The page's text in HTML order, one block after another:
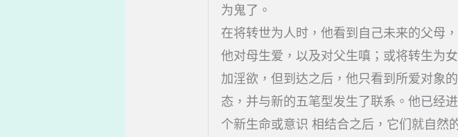
为鬼了。
在将转世为人时，他看到自己未来的父母
他对母生爱，以及对父生嗔；或将转生为
加淫欲，但到达之后，他只看到所爱对象
态，并与新的五笔型发生了联系。他已经
个新生命或意识 相结合之后，它们就自然